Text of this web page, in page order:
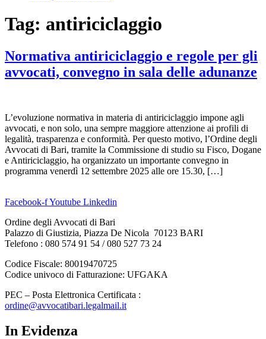
Tag: antiriciclaggio
Normativa antiriciclaggio e regole per gli
avvocati, convegno in sala delle adunanze
L’evoluzione normativa in materia di antiriciclaggio impone agli
avvocati, e non solo, una sempre maggiore attenzione ai profili di
legalità, trasparenza e conformità. Per questo motivo, l’Ordine degli
Avvocati di Bari, tramite la Commissione di studio su Fisco, Dogane
e Antiriciclaggio, ha organizzato un importante convegno in
programma venerdì 12 settembre 2025 alle ore 15.30, […]
Facebook-fYoutube Linkedin
Ordine degli Avvocati di Bari
Palazzo di Giustizia, Piazza De Nicola 70123 BARI
Telefono : 080 574 91 54 / 080 527 73 24
Codice Fiscale: 80019470725
Codice univoco di Fatturazione: UFGAKA
PEC – Posta Elettronica Certificata :
ordine@avvocatibari.legalmail.it
In Evidenza